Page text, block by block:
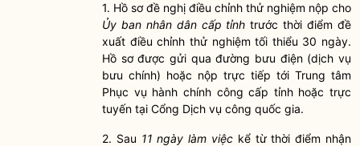
1. Hồ sơđề nghị điều chỉnh thử nghiệm nộp cho
Ủy ban nhân dân cấp tỉnhtrước thời điểm đề
xuất điều chỉnh thử nghiệm tối thiểu 30 ngày.
Hồ sơđược gửi qua đường bưu điện (dịch vụ
bưu chính) hoặc nộp trực tiếp tới Trung tâm
Phục vụ hành chính công cấp tỉnh hoặc trực
tuyến tại Cổng Dịch vụ công quốc gia.
2. Sau 11 ngày làm việc kể từ thời điểm nhận